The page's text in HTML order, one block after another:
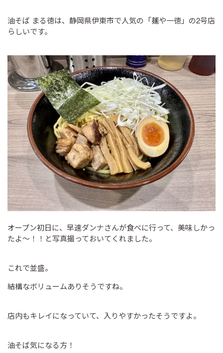
油そば まる徳は、静岡県伊東市で人気の「麺や一徳」の2号店
らしいです。
オープン初日に、早速ダンナさんが食べに行って、美味しかっ
たよ～！！と写真撮っておいてくれました。
これで並盛。
結構なボリュームありそうですね。
店内もキレイになっていて、入りやすかったそうですよ。
油そば気になる方！